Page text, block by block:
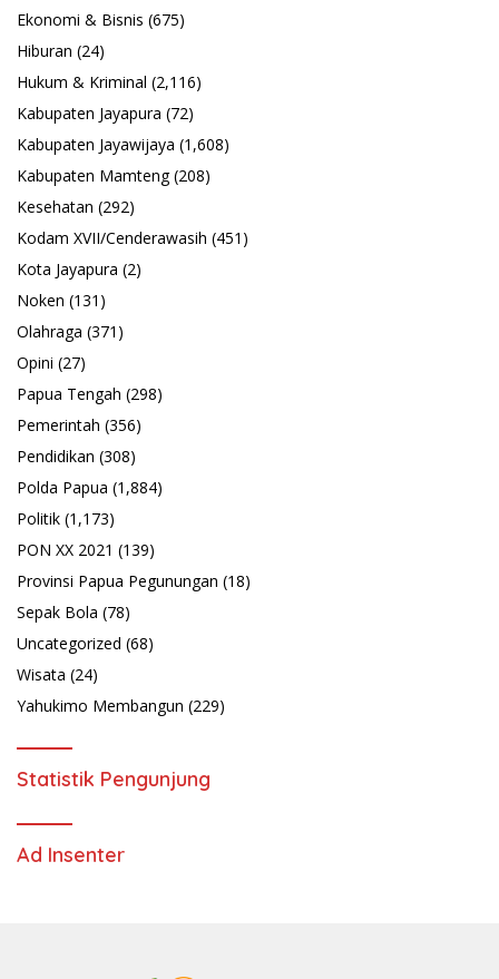
Ekonomi & Bisnis (675)
Hiburan (24)
Hukum & Kriminal (2,116)
Kabupaten Jayapura (72)
Kabupaten Jayawijaya (1,608)
Kabupaten Mamteng(208)
Kesehatan (292)
Kodam XVII/Cenderawasih (451)
Kota Jayapura (2)
Noken (131)
Olahraga (371)
Opini (27)
Papua Tengah (298)
Pemerintah (356)
Pendidikan (308)
Polda Papua (1,884)
Politik (1,173)
PON XX 2021 (139)
Provinsi Papua Pegunungan (18)
Sepak Bola (78)
Uncategorized (68)
Wisata (24)
Yahukimo Membangun (229)
Statistik Pengunjung
Ad Insenter